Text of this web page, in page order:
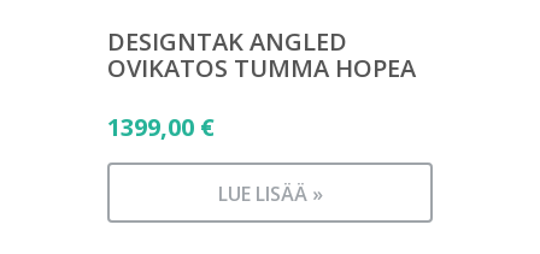
DESIGNTAK ANGLED
OVIKATOS TUMMA HOPEA
1399,00 €
LUE LISÄÄ »